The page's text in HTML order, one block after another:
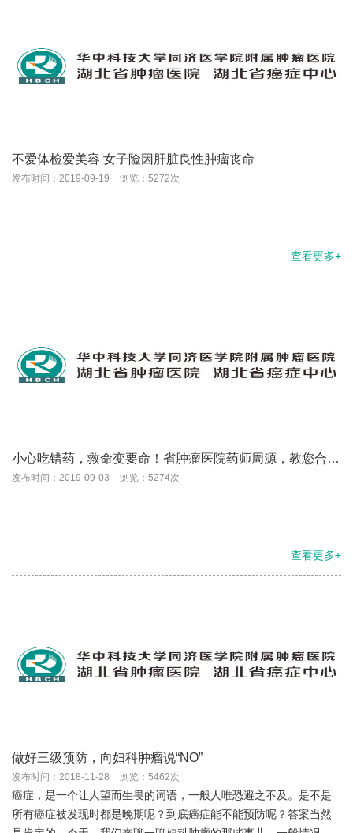
不爱体检爱美容 女子险因肝脏良性肿瘤丧命
发布时间：2019-09-19 浏览：5272次
查看更多+
小心吃错药，救命变要命！省肿瘤医院药师周源，教您合理
用药
发布时间：2019-09-03 浏览：5274次
查看更多+
做好三级预防，向妇科肿瘤说“NO”
发布时间：2018-11-28 浏览：5462次
癌症，是一个让人望而生畏的词语，一般人唯恐避之不及。是不是
所有癌症被发现时都是晚期呢？到底癌症能不能预防呢？答案当然